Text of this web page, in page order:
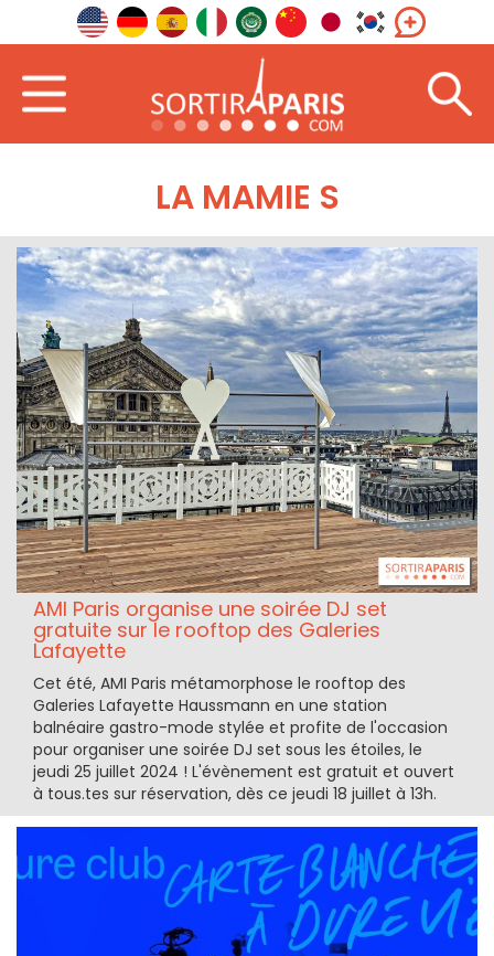
LA MAMIE S
AMI Paris organise une soirée DJ set
gratuite sur le rooftop des Galeries
Lafayette
Cet été, AMI Paris métamorphose le rooftop des
Galeries Lafayette Haussmann en une station
balnéaire gastro-mode stylée et profite de l'occasion
pour organiser une soirée DJ set sous les étoiles, le
jeudi 25 juillet 2024 ! L'évènement est gratuit et ouvert
à tous.tes sur réservation, dès ce jeudi 18 juillet à 13h.